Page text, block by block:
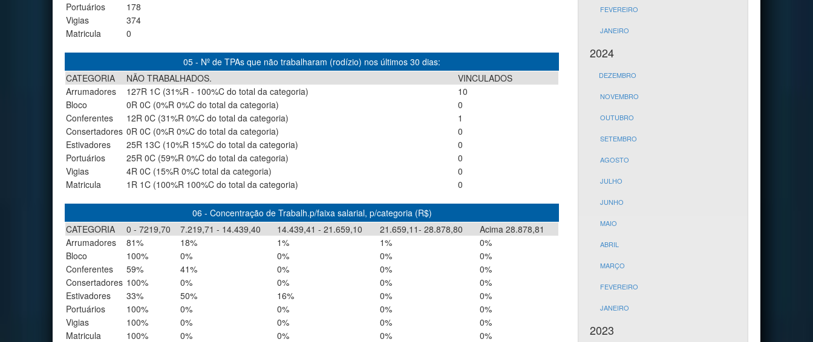
FEVEREIRO
JANEIRO
2024
DEZEMBRO
NOVEMBRO
OUTUBRO
SETEMBRO
AGOSTO
JULHO
JUNHO
MAIO
ABRIL
MARÇO
FEVEREIRO
JANEIRO
2023
Portuários
178
Vigias
374
Matricula
0
05 - Nº de TPAs que não trabalharam (rodízio) nos últimos 30 dias:
CATEGORIA
NÃO TRABALHADOS.
VINCULADOS
Arrumadores
127R 1C (31%R - 100%C do total da categoria)
10
Bloco
0R 0C (0%R 0%C do total da categoria)
0
Conferentes
12R 0C (31%R 0%C do total da categoria)
1
Consertadores 0R 0C (0%R 0%C do total da categoria)
0
Estivadores
25R 13C (10%R 15%C do total da categoria)
0
Portuários
25R 0C (59%R 0%C do total da categoria)
0
Vigias
4R 0C (15%R 0%C total da categoria)
0
Matricula
1R 1C (100%R 100%C do total da categoria) 0
06 - Concentração de Trabalh.p/faixa salarial, p/categoria (R$)
CATEGORIA
0 - 7219,70 7.219,71 - 14.439,40 14.439,41 - 21.659,10 21.659,11- 28.878,80
Acima 28.878,81
Arrumadores
81% 18% 1% 1%
0%
Bloco
100% 0% 0% 0%
0%
Conferentes
59% 41% 0% 0%
0%
Consertadores 100% 0% 0% 0%
0%
Estivadores
33% 50% 16% 0%
0%
Portuários
100% 0% 0% 0%
0%
Vigias
100% 0% 0% 0%
0%
Matricula
100% 0% 0% 0% 0%